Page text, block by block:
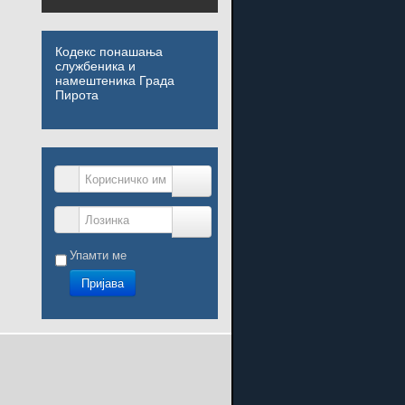
Кодекс понашања
службеника и
намештеника Града
Пирота
Корисничко име
Лозинка
Упамти ме
Пријава